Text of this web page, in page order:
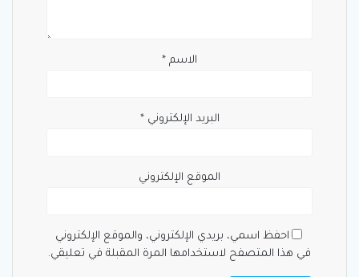
الاسم *
البريد الإلكتروني*
الموقع الإلكتروني
احفظ اسمي، بريدي الإلكتروني، والموقع الإلكتروني
في هذا المتصفح لاستخدامها المرة المقبلة في تعليقي.